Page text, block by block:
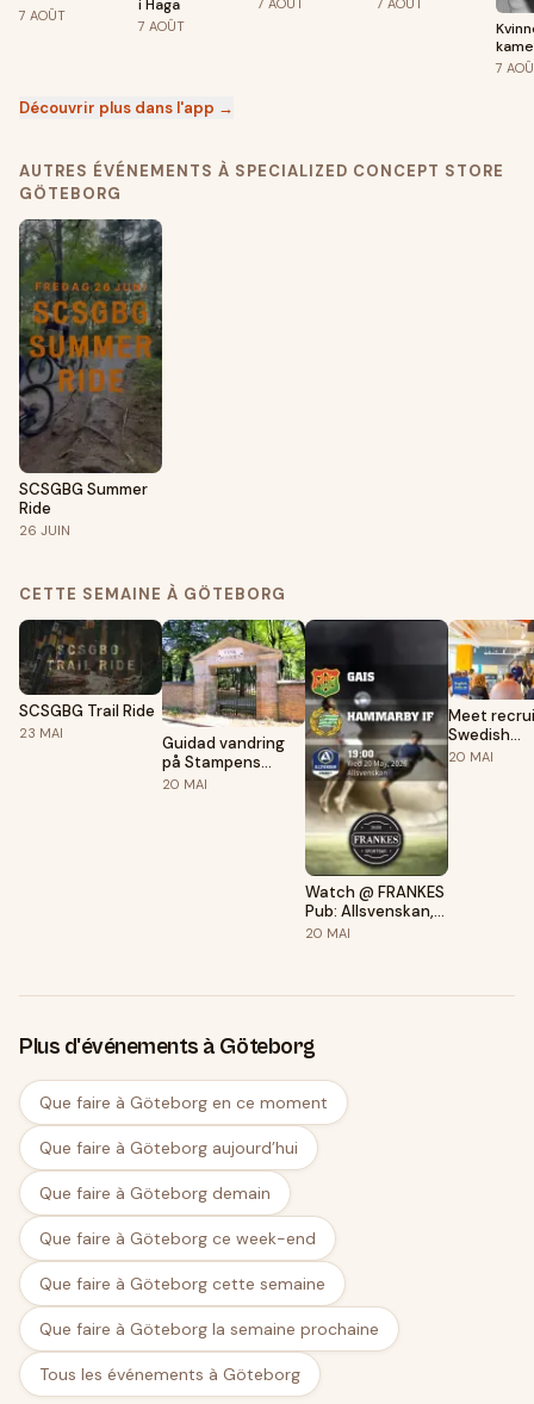
Göteborg
7 AOÛT
i Haga
7 AOÛT
7 AOÛT 7 AOÛT
1968
7
Découvrir plus dans l'app →
AUTRES ÉVÉNEMENTS À SPECIALIZED CONCEPT STORE
GÖTEBORG
SCSGBG Summer
Ride
26 JUIN
CETTE SEMAINE À GÖTEBORG
SCSGBG Trail Ride
23 MAI
Guidad vandring
på Stampens
kyrkogård
20 MAI
Watch @ FRANKES
Pub: Allsvenskan,
GAIS vs Hammarby
20 MAI
Meet
Swedish
20 MAI
Plus d'événements à Göteborg
Que faire à Göteborg en ce moment
Que faire à Göteborg aujourd’hui
Que faire à Göteborg demain
Que faire à Göteborg ce week-end
Que faire à Göteborg cette semaine
Que faire à Göteborg la semaine prochaine
Tous les événements à Göteborg